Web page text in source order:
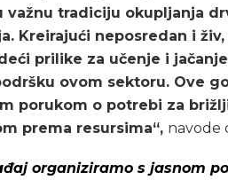
važnu tradiciju okupljanja
Kreirajući neposredan i
prilike za učenje i
ovom sektoru. Ove
porukom o potrebi za
prema resursima“, navode
organiziramo s jasnom